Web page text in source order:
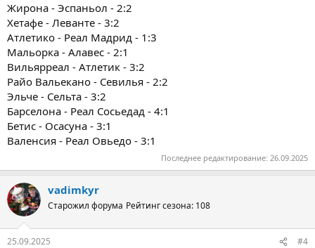
Жирона - Эспаньол - 2:2
Хетафе - Леванте - 3:2
Атлетико - Реал Мадрид - 1:3
Мальорка - Алавес - 2:1
Вильярреал - Атлетик - 3:2
Райо Вальекано - Севилья - 2:2
Эльче - Сельта - 3:2
Барселона - Реал Сосьедад - 4:1
Бетис - Осасуна - 3:1
Валенсия - Реал Овьедо - 3:1
Последнее редактирование: 26.09.2025
vadimkyr
Старожил форума Рейтинг сезона: 108
25.09.2025 #4